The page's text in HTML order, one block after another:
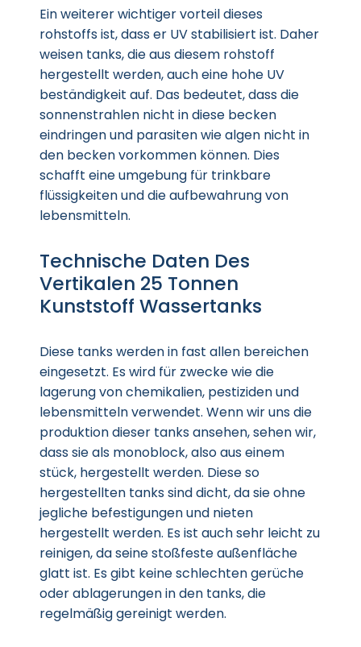
Ein weiterer wichtiger vorteil dieses
rohstoffs ist, dass er UV stabilisiert ist. Daher
weisen tanks, die aus diesem rohstoff
hergestellt werden, auch eine hohe UV
beständigkeit auf. Das bedeutet, dass die
sonnenstrahlen nicht in diese becken
eindringen und parasiten wie algen nicht in
den becken vorkommen können. Dies
schafft eine umgebung für trinkbare
flüssigkeiten und die aufbewahrung von
lebensmitteln.
Technische Daten Des
Vertikalen 25 Tonnen
Kunststoff Wassertanks
Diese tanks werden in fast allen bereichen
eingesetzt. Es wird für zwecke wie die
lagerung von chemikalien, pestiziden und
lebensmitteln verwendet. Wenn wir uns die
produktion dieser tanks ansehen, sehen wir,
dass sie als monoblock, also aus einem
stück, hergestellt werden. Diese so
hergestellten tanks sind dicht, da sie ohne
jegliche befestigungen und nieten
hergestellt werden. Es ist auch sehr leicht zu
reinigen, da seine stoßfeste außenfläche
glatt ist. Es gibt keine schlechten gerüche
oder ablagerungen in den tanks, die
regelmäßig gereinigt werden.